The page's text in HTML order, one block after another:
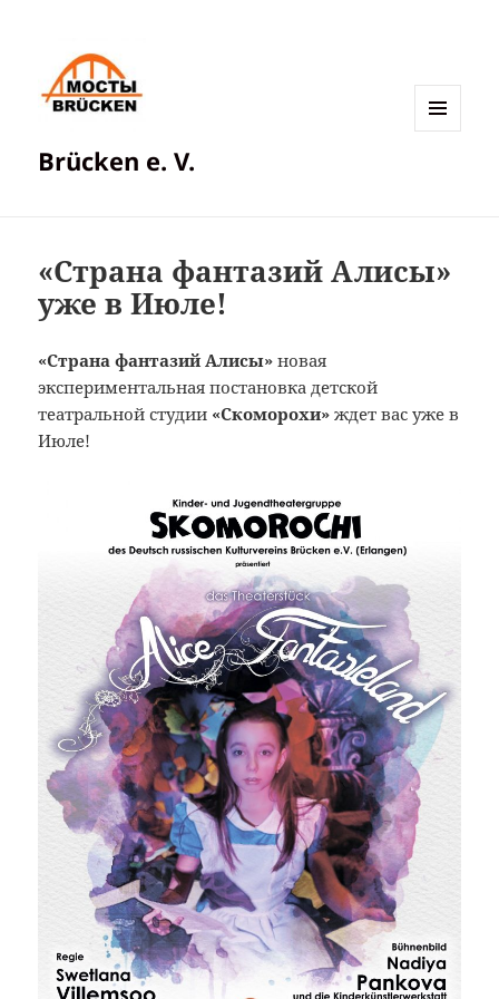
Brücken e. V.
«Страна фантазий Алисы»
уже в Июле!
«Страна фантазий Алисы» новая
экспериментальная постановка детской
театральной студии «Скоморохи»ждет вас уже в
Июле!